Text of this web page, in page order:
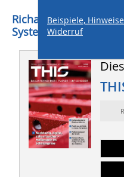
Richard J. Vestner,
Systems
Beispiele,
Widerruf